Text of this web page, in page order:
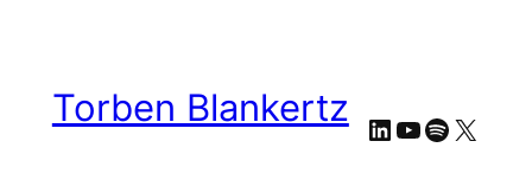
springenTorben Blankertz LinkedIn
YouTube
Spotify
X